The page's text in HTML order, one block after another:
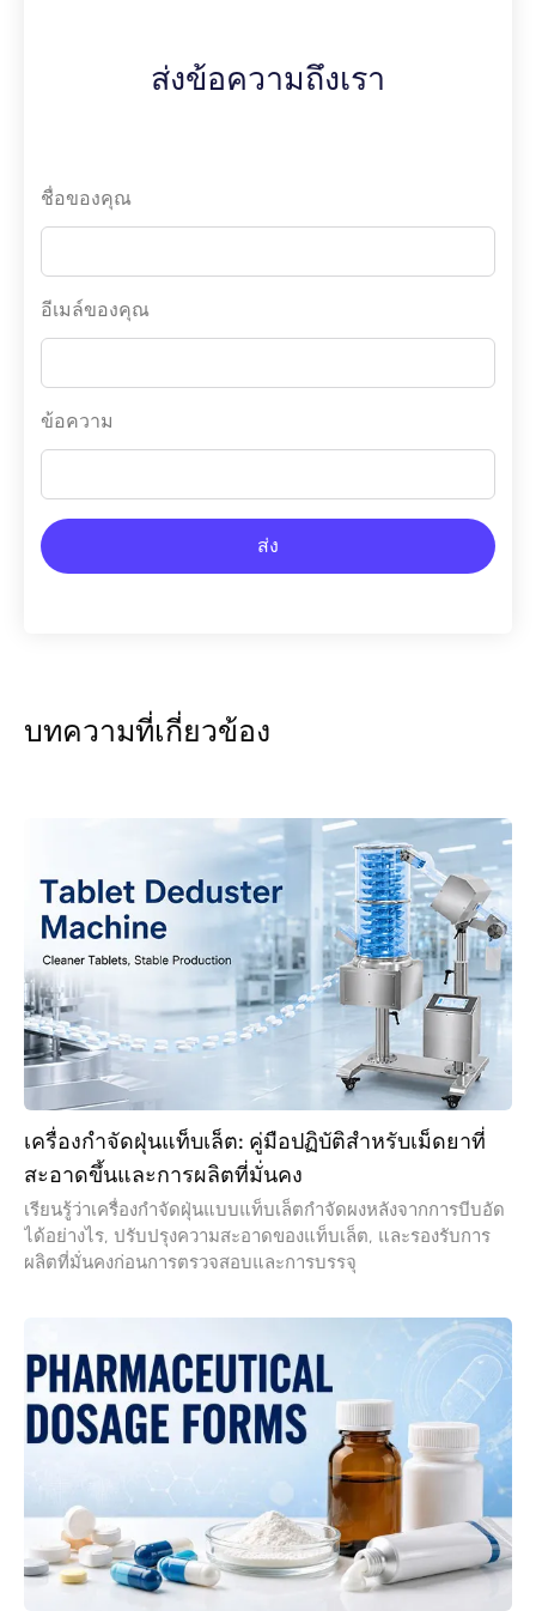
ส่งข้อความถึงเรา
ชื่อของคุณ
อีเมล์ของคุณ
ข้อความ
ส่ง
บทความที่เกี่ยวข้อง
เครื่องกำจัดฝุ่นแท็บเล็ต: คู่มือปฏิบัติสำหรับเม็ดยาที่
สะอาดขึ้นและการผลิตที่มั่นคง
เรียนรู้ว่าเครื่องกำจัดฝุ่นแบบแท็บเล็ตกำจัดผงหลังจากการบีบอัด
ได้อย่างไร, ปรับปรุงความสะอาดของแท็บเล็ต, และรองรับการ
ผลิตที่มั่นคงก่อนการตรวจสอบและการบรรจุ